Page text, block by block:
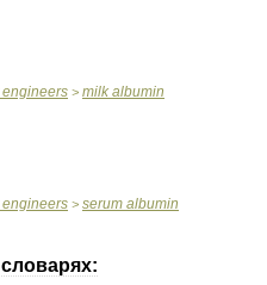
engineers > milk albumin
engineers > serum albumin
словарях: